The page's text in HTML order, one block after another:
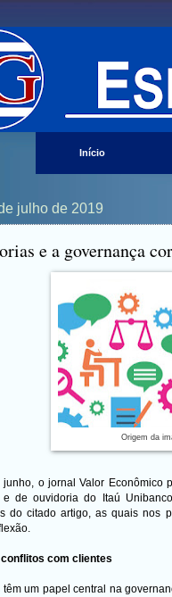
Início
julho de 2019
e a governança
Origem da
junho, o jornal Valor Econômico
de ouvidoria do Itaú
do citado artigo, as quais nos
conflitos com clientes
têm um papel central na